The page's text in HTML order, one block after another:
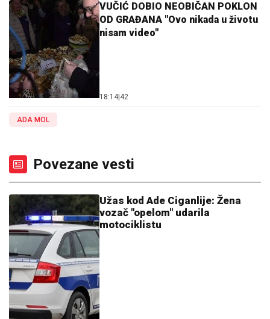
VUČIĆ DOBIO NEOBIČAN POKLON
OD GRAĐANA "Ovo nikada u životu
nisam video"
18:14 42
ADA MOL
Povezane vesti
Užas kod Ade Ciganlije: Žena
vozač "opelom" udarila
motociklistu